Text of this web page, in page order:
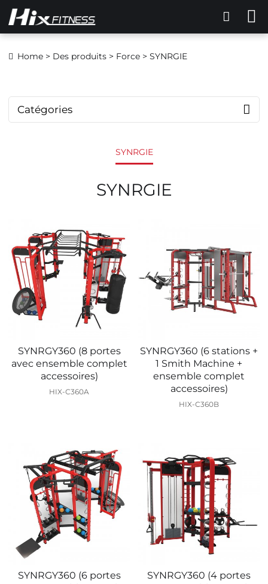
Home > Des produits > Force > SYNRGIE
Catégories
SYNRGIE
SYNRGIE
SYNRGY360 (8 portes
avec ensemble complet
accessoires)
HIX-C360A
SYNRGY360 (6 stations +
1 Smith Machine +
ensemble complet
accessoires)
HIX-C360B
SYNRGY360 (6 portes
SYNRGY360 (4 portes